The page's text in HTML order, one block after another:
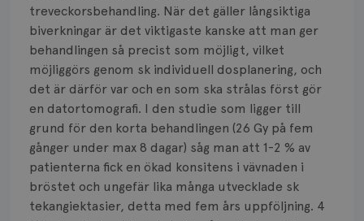
treveckorsbehandling. När det gäller långsiktiga
biverkningar är det viktigaste kanske att man ger
behandlingen så precist som möjligt, vilket
möjliggörs genom sk individuell dosplanering, och
det är därför var och en som ska strålas först gör
en datortomografi. I den studie som ligger till
grund för den korta behandlingen (26 Gy på fem
gånger under max 8 dagar) såg man att 1-2 % av
patienterna fick en ökad konsitens i vävnaden i
bröstet och ungefär lika många utvecklade sk
tekangiektasier, detta med fem års uppföljning. 4
Risker
Spridd bröstcancer
Strålning
Vätska